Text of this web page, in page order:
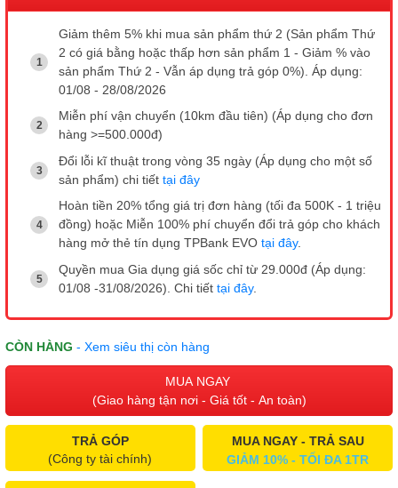
Giảm thêm 5% khi mua sản phẩm thứ 2 (Sản phẩm Thứ
2 có giá bằng hoặc thấp hơn sản phẩm 1 - Giảm % vào
sản phẩm Thứ 2 - Vẫn áp dụng trả góp 0%). Áp dụng:
01/08 - 28/08/2026
Miễn phí vận chuyển (10km đầu tiên) (Áp dụng cho đơn
hàng >=500.000đ)
Đổi lỗi kĩ thuật trong vòng 35 ngày (Áp dụng cho một số
sản phẩm) chi tiết tại đây
Hoàn tiền 20% tổng giá trị đơn hàng (tối đa 500K - 1 triệu
đồng) hoặc Miễn 100% phí chuyển đổi trả góp cho khách
hàng mở thẻ tín dụng TPBank EVO tại đây.
Quyền mua Gia dụng giá sốc chỉ từ 29.000đ (Áp dụng:
01/08 -31/08/2026). Chi tiết tại đây.
CÒN HÀNG - Xem siêu thị còn hàng
MUA NGAY
(Giao hàng tận nơi - Giá tốt - An toàn)
TRẢ GÓP
(Công ty tài chính)
MUA NGAY - TRẢ SAU
GIẢM 10% - TỐI ĐA 1TR